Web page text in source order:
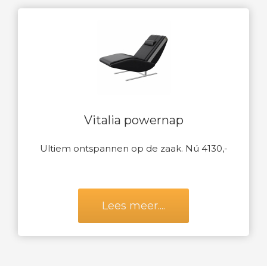
Vitalia powernap
Ultiem ontspannen op de zaak. Nú 4130,-
Lees meer....